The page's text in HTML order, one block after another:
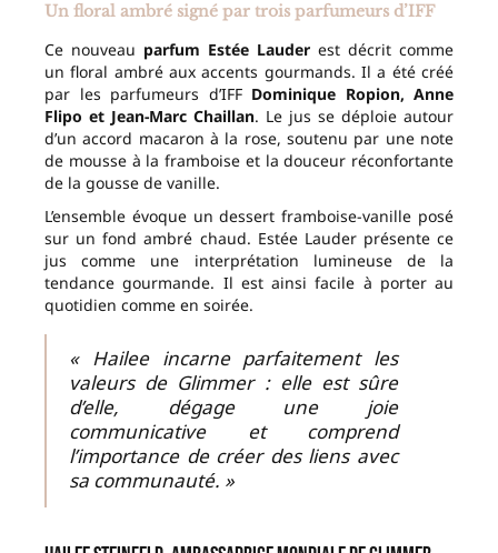
Un floral ambré signé par trois parfumeurs d’IFF
Ce nouveau parfum Estée Lauder est décrit comme
un floral ambré aux accents gourmands. Il a été créé
par les parfumeurs d’IFF Dominique Ropion, Anne
Flipo et Jean-Marc Chaillan. Le jus se déploie autour
d’un accord macaron à la rose, soutenu par une note
de mousse à la framboise et la douceur réconfortante
de la gousse de vanille.
L’ensemble évoque un dessert framboise-vanille posé
sur un fond ambré chaud. Estée Lauder présente ce
jus comme une interprétation lumineuse de la
tendance gourmande. Il est ainsi facile à porter au
quotidien comme en soirée.
« Hailee incarne parfaitement les
valeurs de Glimmer : elle est sûre
d’elle, dégage une joie
communicative et comprend
l’importance de créer des liens avec
sa communauté. »